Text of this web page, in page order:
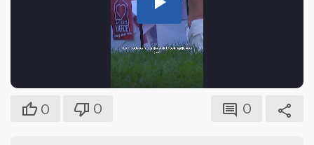
Play
Video
0 0 0